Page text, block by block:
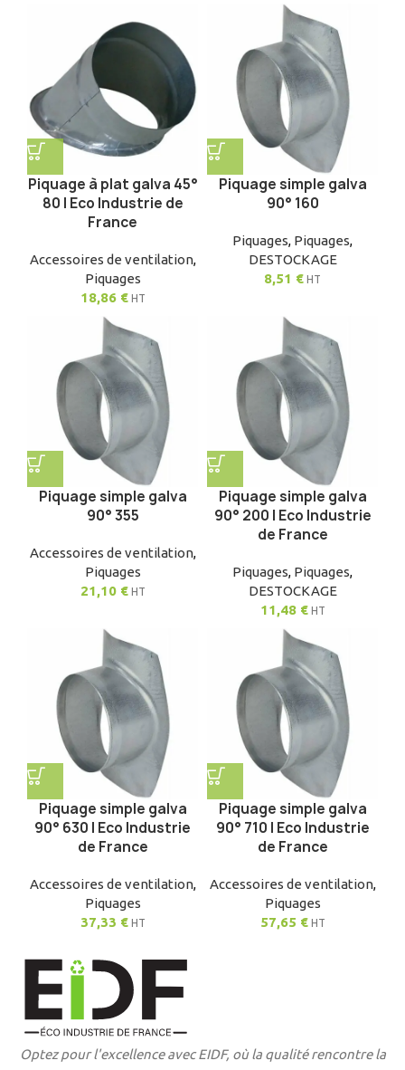
Piquage à plat galva 45°
80 | Eco Industrie de
France
Accessoires de ventilation,
Piquages
18,86 € HT
Piquage simple galva
90° 160
Piquages, Piquages,
DESTOCKAGE
8,51 € HT
Piquage simple galva
90° 355
Accessoires de ventilation,
Piquages
21,10 € HT
Piquage simple galva
90° 200 | Eco Industrie
de France
Piquages, Piquages,
DESTOCKAGE
11,48 € HT
Piquage simple galva
90° 630 | Eco Industrie
de France
Accessoires de ventilation,
Piquages
37,33 € HT
Piquage simple galva
90° 710 | Eco Industrie
de France
Accessoires de ventilation,
Piquages
57,65 € HT
Optez pour l'excellence avec EIDF, où la qualité rencontre la